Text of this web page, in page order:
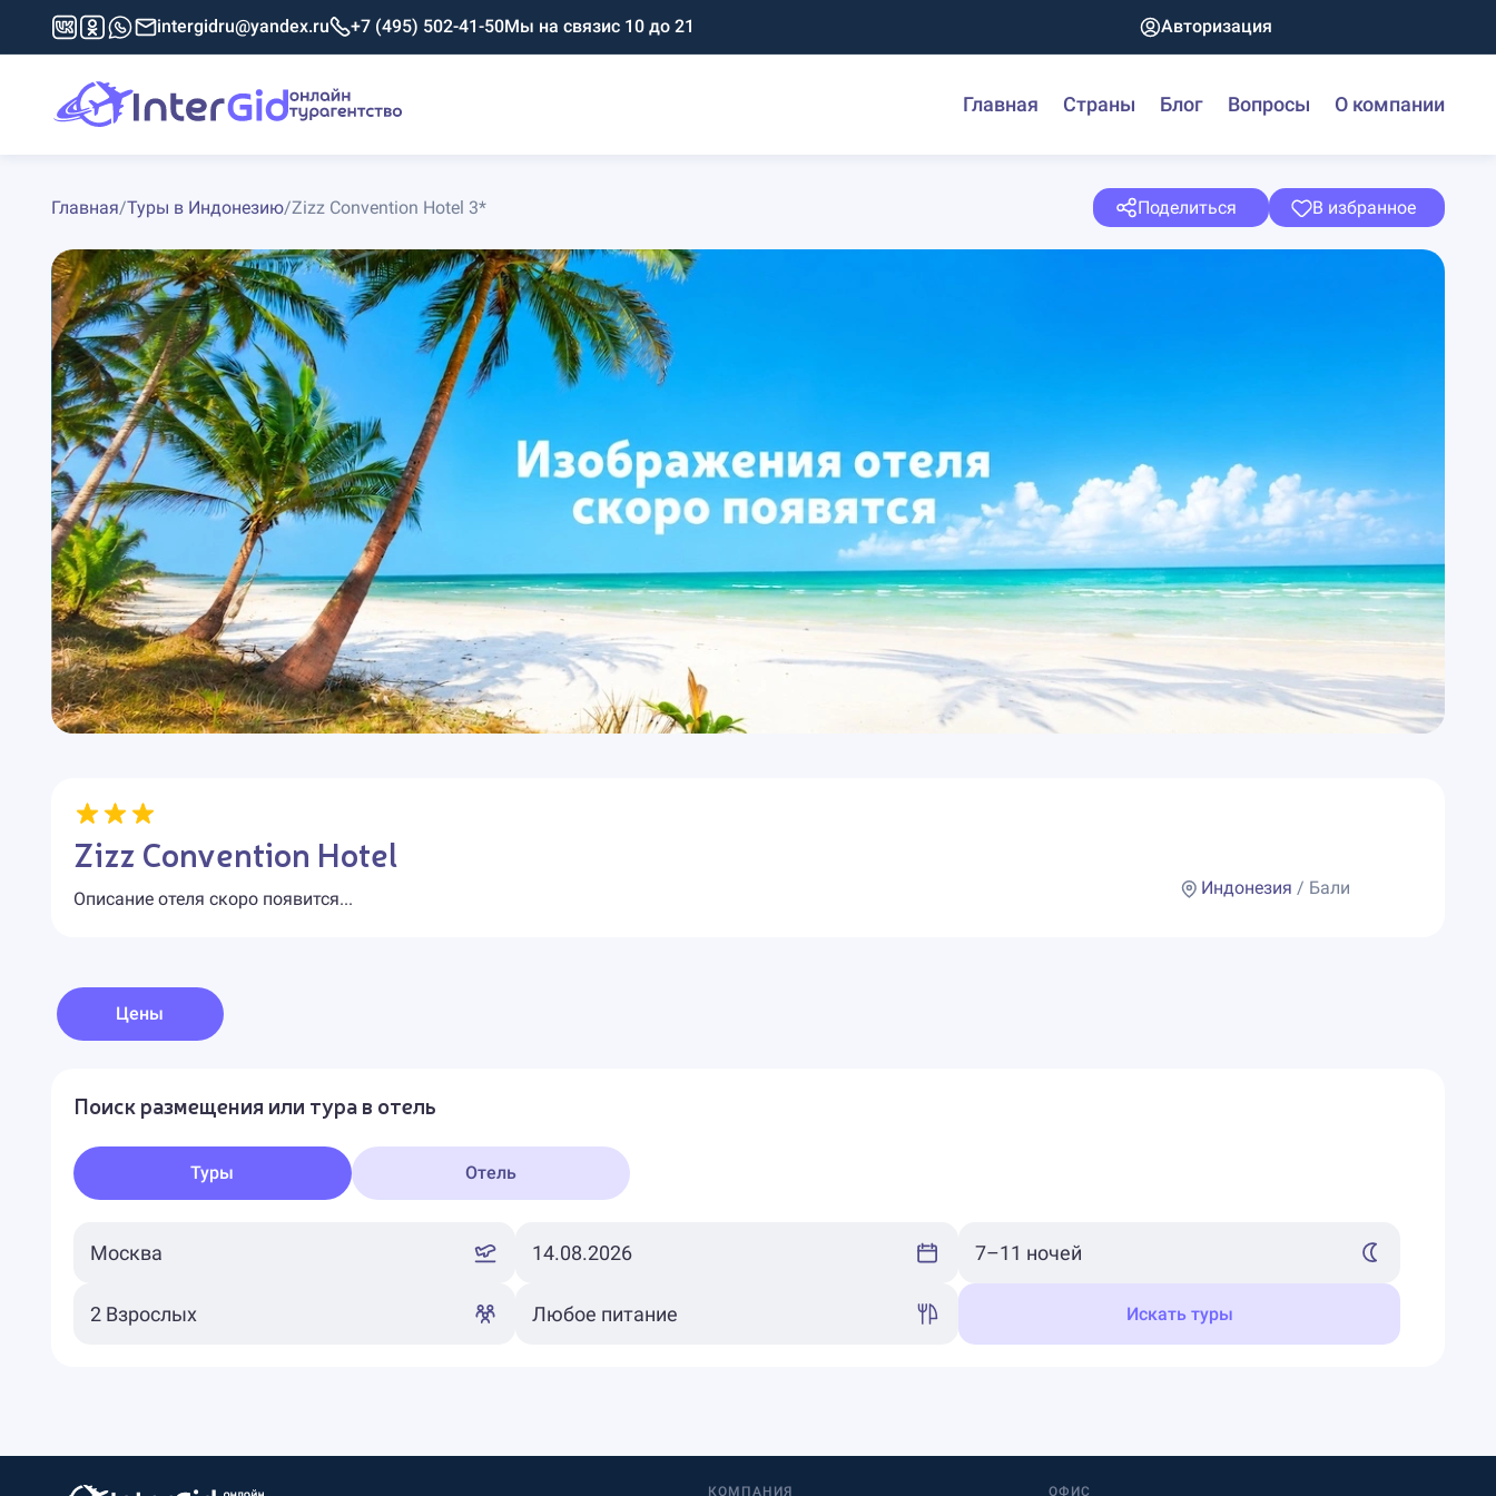
intergidru@yandex.ru +7 (495) 502-41-50Мы на связис 10 до 21 Авторизация
Главная Страны Блог Вопросы О компании
Главная/Туры в Индонезию/Zizz Convention Hotel 3* Поделиться В избранное
Zizz Convention Hotel
Описание отеля скоро появится...
Индонезия / Бали
Цены
Поиск размещения или тура в отель
Туры Отель
Искать туры
КОМПАНИЯ ОФИС